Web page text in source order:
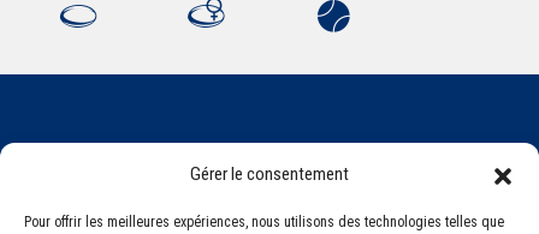
Gérer le consentement
Pour offrir les meilleures expériences, nous utilisons des technologies telles que
84, boulevard Léon Jouhaux